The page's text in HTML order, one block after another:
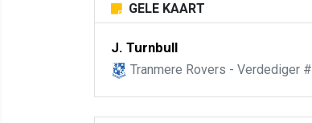
GELE KAART
J. Turnbull
Tranmere Rovers - Verdediger #